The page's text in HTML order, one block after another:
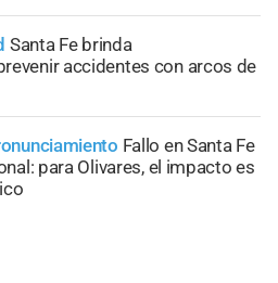
Santa Fe brinda
accidentes con arcos de
Fallo en Santa Fe
para Olivares, el impacto es